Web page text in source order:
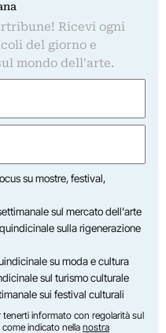
Ricevi ogni
del giorno e
mondo dell'arte.
su mostre, festival,
sul mercato dell'arte
sulla rigenerazione
su moda e cultura
sul turismo culturale
sui festival culturali
informato con regolarità sul
indicato nella nostra